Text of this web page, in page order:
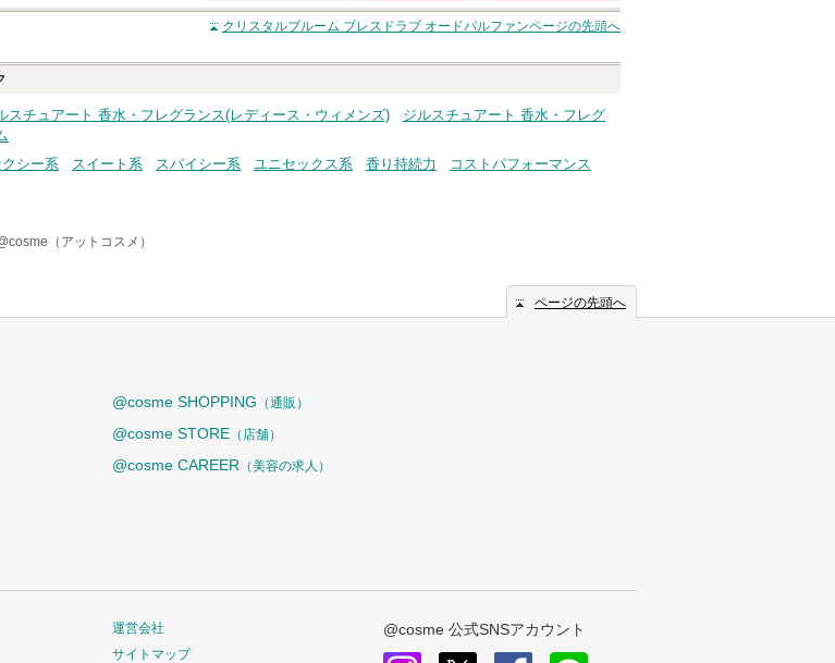
クチコミする
クリスタルブルーム ブレスドラブ オードパルファンページの先頭へ
スチュアート 香水・フレグランス(レディース・ウィメンズ)
ジルスチュアート 香水・フレグ
クシー系 スイート系 スパイシー系 ユニセックス系 香り持続力
コストパフォーマンス
（アットコスメ）
ページの先頭へ
@cosme SHOPPING （通販）
@cosme STORE （店舗）
@cosme CAREER （美容の求人）
運営会社
サイトマップ
@cosme 公式SNSアカウント